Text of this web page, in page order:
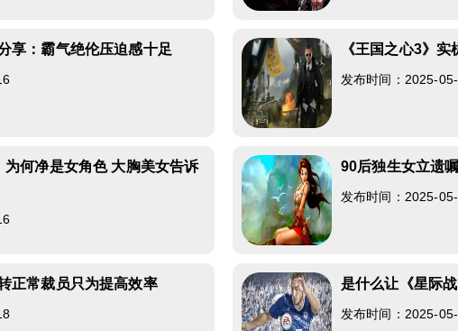
享：霸气绝伦压迫感十足 《王国之心3》
发布时间：2025-
为何净是女角色 大胸美女告诉
90后独生女立遗
发布时间：2025-
正常裁员只为提高效率 是什么让《星际
发布时间：2025-